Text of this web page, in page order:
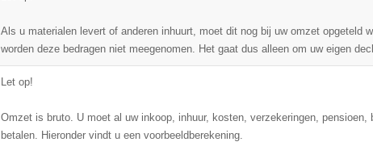
Als u materialen levert of anderen inhuurt, moet dit nog bij uw omzet opgeteld
worden deze bedragen niet meegenomen. Het gaat dus alleen om uw eigen
Let op!
Omzet is bruto. U moet al uw inkoop, inhuur, kosten, verzekeringen, pensioen,
betalen. Hieronder vindt u een voorbeeldberekening.